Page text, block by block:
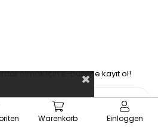
olmak için e-bültene kayıt ol!
Warenkorb Einloggen